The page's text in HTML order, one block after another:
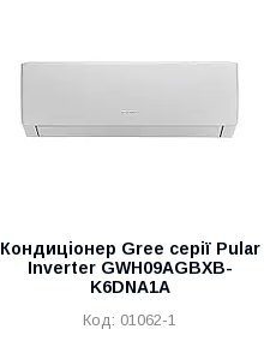
Кондиціонер Gree серії Pular
Inverter GWH09AGBXB-
K6DNA1A
01062-1